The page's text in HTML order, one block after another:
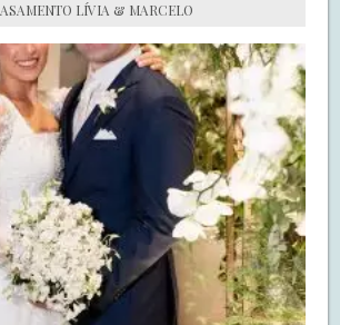
LÍVIA & MARCELO